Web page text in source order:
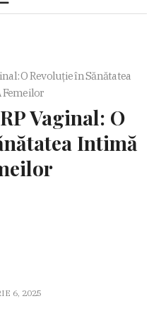
O Revoluție în Sănătatea
Vaginal: O
Intimă
6, 2025